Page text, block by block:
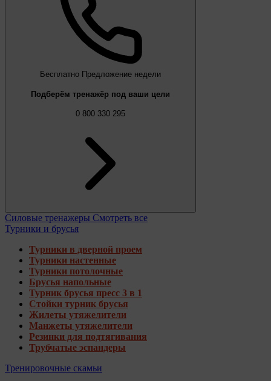
Бесплатно Предложение недели
Подберём тренажёр под ваши цели
0 800 330 295
Силовые тренажеры Смотреть все
Турники и брусья
Турники в дверной проем
Турники настенные
Турники потолочные
Брусья напольные
Турник брусья пресс 3 в 1
Стойки турник брусья
Жилеты утяжелители
Манжеты утяжелители
Резинки для подтягивания
Трубчатые эспандеры
Тренировочные скамьи